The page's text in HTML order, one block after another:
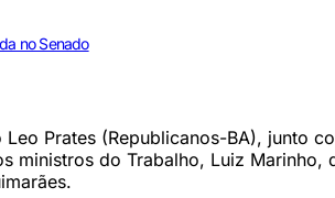
no Senado
Prates (Republicanos-BA), junto
ministros do Trabalho, Luiz Marinho,